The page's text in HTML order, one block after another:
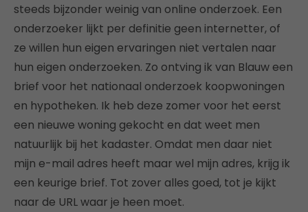
steeds bijzonder weinig van online onderzoek. Een
onderzoeker lijkt per definitie geen internetter, of
ze willen hun eigen ervaringen niet vertalen naar
hun eigen onderzoeken. Zo ontving ik van Blauw een
brief voor het nationaal onderzoek koopwoningen
en hypotheken. Ik heb deze zomer voor het eerst
een nieuwe woning gekocht en dat weet men
natuurlijk bij het kadaster. Omdat men daar niet
mijn e-mail adres heeft maar wel mijn adres, krijg ik
een keurige brief. Tot zover alles goed, tot je kijkt
naar de URL waar je heen moet.